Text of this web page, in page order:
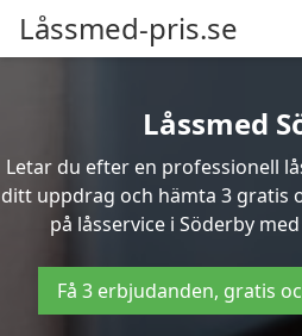
Låssmed-pris.se
Låssmed
Letar du efter en professionell
ditt uppdrag och hämta 3 gratis
på låsservice i Söderby
Få 3 erbjudanden, gratis